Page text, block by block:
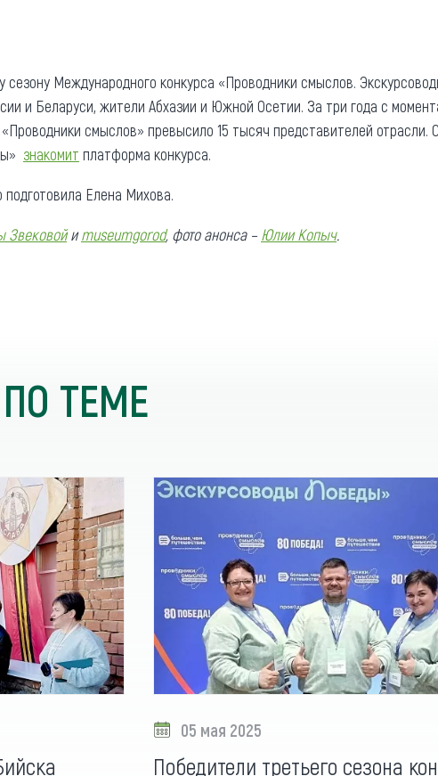
сезону Международного конкурса «Проводники смыслов.
и Беларуси, жители Абхазии и Южной Осетии. За три года с
смыслов» превысило 15 тысяч представителей отрасли.
знакомит платформа конкурса.
Елена Михова.
Звековойиmuseumgorod, фото анонса – Юлии Копыч.
ТЕМЕ
05 мая 2025
Победители третьего сезона